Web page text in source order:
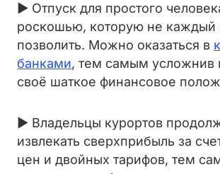
► Отпуск для простого
роскошью, которую не каждый
позволить. Можно оказаться в
банками, тем самым усложнив
своё шаткое финансовое
► Владельцы курортов
извлекать сверхприбыль за
цен и двойных тарифов, тем